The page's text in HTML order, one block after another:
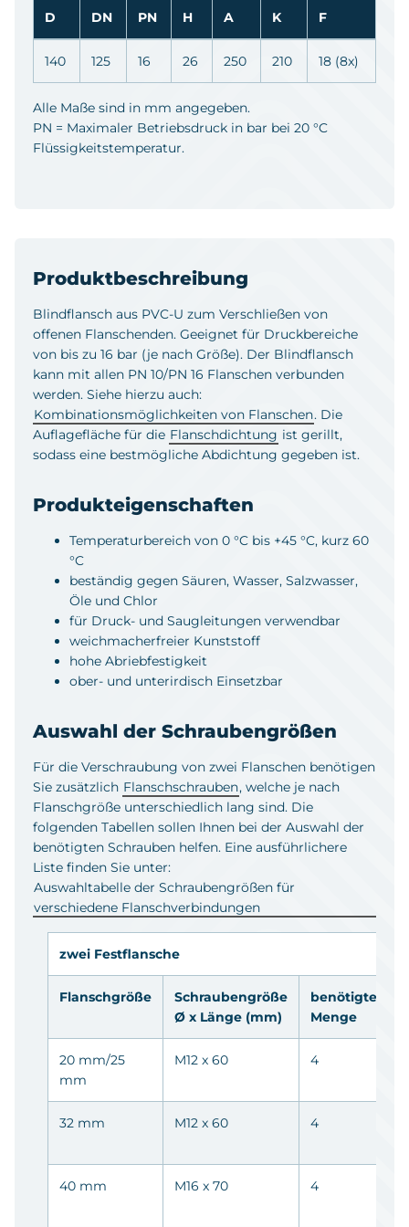
Produktbeschreibung
Blindflansch aus PVC-U zum Verschließen von
offenen Flanschenden. Geeignet für Druckbereiche
von bis zu 16 bar (je nach Größe). Der Blindflansch
kann mit allen PN 10/PN 16 Flanschen verbunden
werden. Siehe hierzu auch:
Kombinationsmöglichkeiten von Flanschen. Die
Auflagefläche für die Flanschdichtung ist gerillt,
sodass eine bestmögliche Abdichtung gegeben ist.
Produkteigenschaften
Temperaturbereich von 0 °C bis +45 °C, kurz 60
°C
beständig gegen Säuren, Wasser, Salzwasser,
Öle und Chlor
für Druck- und Saugleitungen verwendbar
weichmacherfreier Kunststoff
hohe Abriebfestigkeit
ober- und unterirdisch Einsetzbar
Auswahl der Schraubengrößen
Für die Verschraubung von zwei Flanschen benötigen
Sie zusätzlich Flanschschrauben, welche je nach
Flanschgröße unterschiedlich lang sind. Die
folgenden Tabellen sollen Ihnen bei der Auswahl der
benötigten Schrauben helfen. Eine ausführlichere
Liste finden Sie unter:
Auswahltabelle der Schraubengrößen für
verschiedene Flanschverbindungen
zwei Festflansche
Flanschgröße
Schraubengröße
Ø x Länge (mm)
benötigte
Menge
20 mm/25
mm
M12 x 60 4
32 mm M12 x 60 4
40 mm M16 x 70 4
D DN PN H A K F
140 125 16 26 250 210 18 (8x)
Alle Maße sind in mm angegeben.
PN = Maximaler Betriebsdruck in bar bei 20 °C
Flüssigkeitstemperatur.